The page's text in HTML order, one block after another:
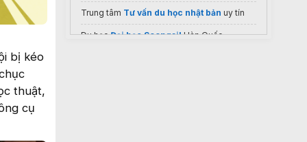
bị kéo
thuật,
cụ
Trung tâm Tư vấn du học nhật bản uy tín
Du họcĐại học SoongsilHàn Quốc